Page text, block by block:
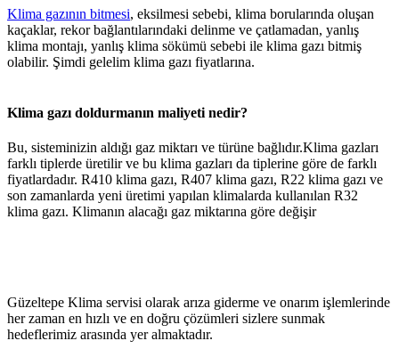
Klima gazının bitmesi, eksilmesi sebebi, klima borularında oluşan
kaçaklar, rekor bağlantılarındaki delinme ve çatlamadan, yanlış
klima montajı, yanlış klima sökümü sebebi ile klima gazı bitmiş
olabilir. Şimdi gelelim klima gazı fiyatlarına.
Klima gazı doldurmanın maliyeti nedir?
Bu, sisteminizin aldığı gaz miktarı ve türüne bağlıdır.Klima gazları
farklı tiplerde üretilir ve bu klima gazları da tiplerine göre de farklı
fiyatlardadır. R410 klima gazı, R407 klima gazı, R22 klima gazı ve
son zamanlarda yeni üretimi yapılan klimalarda kullanılan R32
klima gazı. Klimanın alacağı gaz miktarına göre değişir
Güzeltepe Klima servisi olarak arıza giderme ve onarım işlemlerinde
her zaman en hızlı ve en doğru çözümleri sizlere sunmak
hedeflerimiz arasında yer almaktadır.